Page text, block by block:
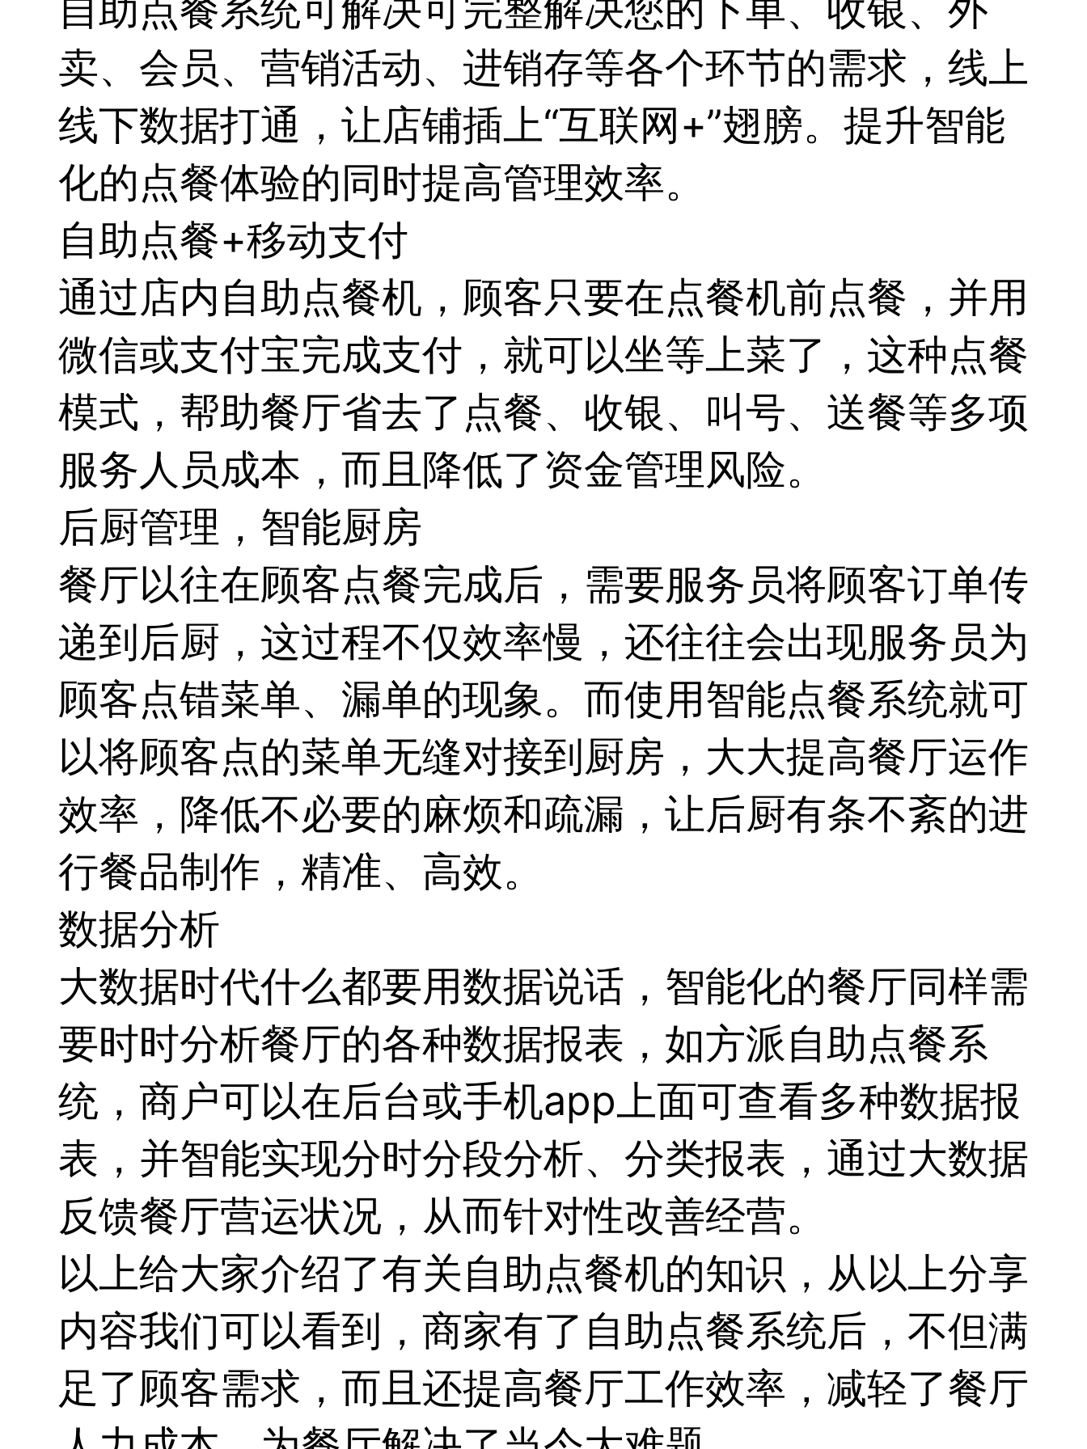
卖、会员、营销活动、进销存等各个环节的需求，线上
线下数据打通，让店铺插上“互联网+”翅膀。提升智能
化的点餐体验的同时提高管理效率。
自助点餐+移动支付
通过店内自助点餐机，顾客只要在点餐机前点餐，并用
微信或支付宝完成支付，就可以坐等上菜了，这种点餐
模式，帮助餐厅省去了点餐、收银、叫号、送餐等多项
服务人员成本，而且降低了资金管理风险。
后厨管理，智能厨房
餐厅以往在顾客点餐完成后，需要服务员将顾客订单传
递到后厨，这过程不仅效率慢，还往往会出现服务员为
顾客点错菜单、漏单的现象。而使用智能点餐系统就可
以将顾客点的菜单无缝对接到厨房，大大提高餐厅运作
效率，降低不必要的麻烦和疏漏，让后厨有条不紊的进
行餐品制作，精准、高效。
数据分析
大数据时代什么都要用数据说话，智能化的餐厅同样需
要时时分析餐厅的各种数据报表，如方派自助点餐系
统 ，商户可以在后台或手机app上面可查看多种数据报
表，并智能实现分时分段分析、分类报表，通过大数据
反馈餐厅营运状况，从而针对性改善经营。
以上给大家介绍了有关自助点餐机的知识，从以上分享
内容我们可以看到，商家有了 自助点餐系统后，不但满
足了顾客需求，而且还提高餐厅工作效率，减轻了餐厅